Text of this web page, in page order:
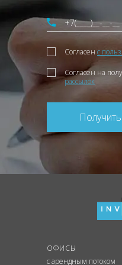
Согласен с
Согласен на
рассылок
ОФИСЫ
с арендным потоком